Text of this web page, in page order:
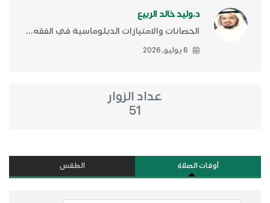
د.وليد خالد الربيع
الحصانات والامتيازات الدبلوماسية في الفقه...
6 يوليو, 2026
عداد الزوار
51
أوقات الصلاة الطقس